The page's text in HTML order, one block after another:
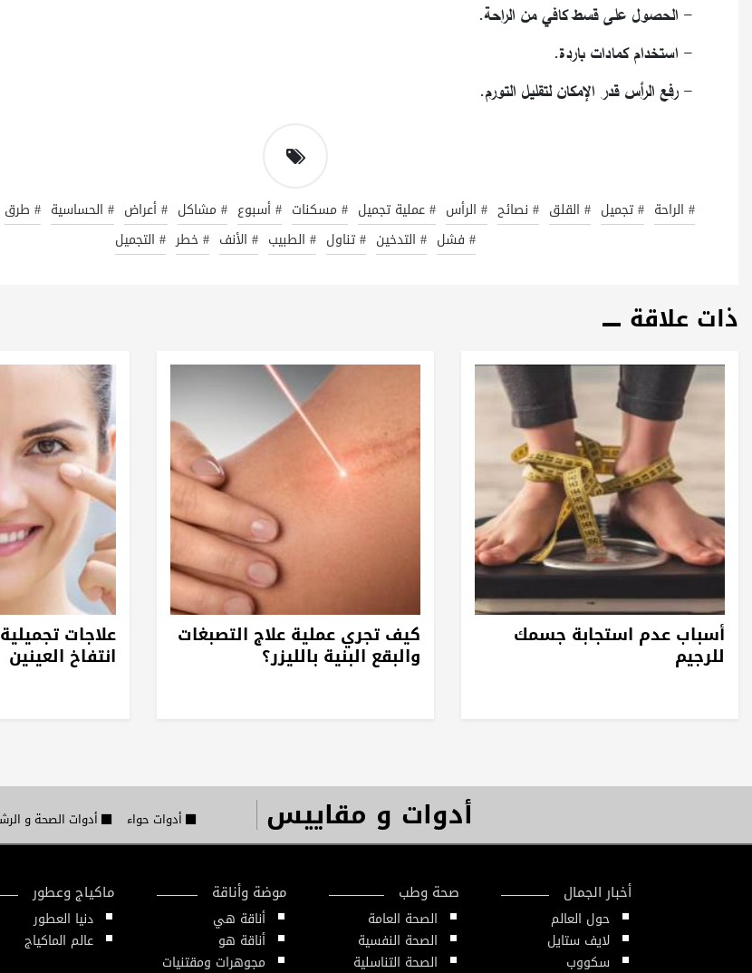
- الحصول على قسط كافي من الراحة.
- استخدام كمادات باردة.
- رفع الرأس قدر الإمكان لتقليل التورم.
# الراحة # تجميل # القلق # نصائح # الرأس # عملية تجميل # مسكنات # أسبوع # مشاكل # أعراض # الحساسية # طرق
# فشل # التدخين # تناول # الطبيب # الأنف # خطر # التجميل
ذات علاقة
أسباب عدم استجابة جسمك
للرجيم
كيف تجري عملية علاج التصبغات
والبقع البنية بالليزر؟
علاجات
انتفاخ العينين
أدوات و مقاييس أدوات حواء أدوات الصحة و
أخبار الجمال
حول العالم
لايف ستايل
سكووب
صحة وطب
الصحة العامة
الصحة النفسية
الصحة التناسلية
موضة وأناقة
أناقة هي
أناقة هو
مجوهرات ومقتنيات
ماكياج وعطور
دنيا العطور
عالم الماكياج